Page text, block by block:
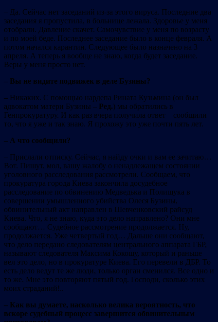
– Да. Сейчас нет заседаний из-за этого вируса. Последние два
заседания я пропустила, в больнице лежала. Здоровье у меня
отобрали. Давление скачет. Самочувствие у меня по возрасту
и по моей беде. Последнее заседание было в конце февраля. А
потом начался карантин. Следующее было назначено на 3
апреля. А теперь я вообще не знаю, когда будет заседание.
Веры у меня просто нет.
– Вы не видите подвижек в деле Бузины?
– Никаких. С помощью нардепа Рината Кузьмина (он был
адвокатом матери Бузины – Ред.) мы обратились в
Генпрокуратуру. И как раз вчера получила ответ – сообщили
то, что я уже и так знаю. Я прохожу это уже почти пять лет.
– А что сообщили?
– Прислали отписку. Сейчас, я найду очки и вам ее зачитаю…
Вот. Пишут, мол, вашу жалобу о ненадлежащем состоянии
уголовного расследования рассмотрели. Сообщаем, что
прокуратура города Киева закончила досудебное
расследование по обвинению Медведька и Полищука в
совершении умышленного убийства Олеся Бузины,
обвинительный акт направлен в Шевченковский райсуд
Киева. Что, я не знаю, куда это дело направлено? Они мне
сообщают… Судебное рассмотрение продолжается. Ну,
продолжается. Уже четвертый год… Дальше они сообщают,
что дело передано следователям центрального аппарата ГБР,
называют следователя Максима Кокошу, который и раньше
вел это дело, но в прокуратуре Киева. Его перевели в ДБР. То
есть дело ведут те же люди, только орган сменился. Все одно и
то же. Мне это повторяют пятый год. Господи, сколько этих
моих страданий!..
– Как вы думаете, насколько велика вероятность, что
вскоре судебный процесс завершится обвинительным